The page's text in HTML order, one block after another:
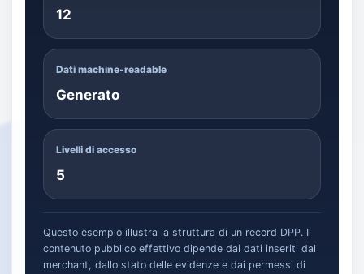
12
Dati machine-readable
Generato
Livelli di accesso
5
Questo esempio illustra la struttura di un record DPP. Il
contenuto pubblico effettivo dipende dai dati inseriti dal
merchant, dallo stato delle evidenze e dai permessi di